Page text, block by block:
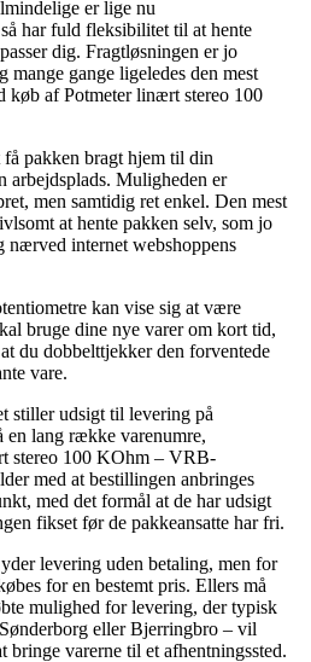
er lige nu
har fuld fleksibilitet til at hente
dig. Fragtløsningen er jo
gange ligeledes den mest
køb af Potmeter linært stereo 100
pakken bragt hjem til din
arbejdsplads. Muligheden er
men samtidig ret enkel. Den mest
at hente pakken selv, som jo
nærved internet webshoppens
kan vise sig at være
bruge dine nye varer om kort tid,
du dobbelttjekker den forventede
vare.
stiller udsigt til levering på
en lang række varenumre,
stereo 100 KOhm – VRB-
med at bestillingen anbringes
med det formål at de har udsigt
fikset før de pakkeansatte har fri.
levering uden betaling, men for
for en bestemt pris. Ellers må
mulighed for levering, der typisk
eller Bjerringbro – vil
bringe varerne til et afhentningssted.